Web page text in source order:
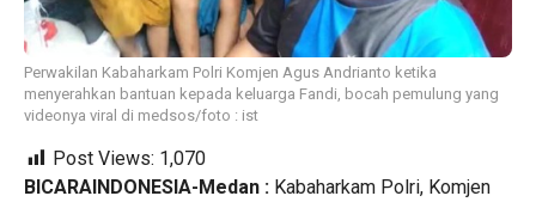
Perwakilan Kabaharkam Polri Komjen Agus Andrianto ketika
menyerahkan bantuan kepada keluarga Fandi, bocah pemulung yang
videonya viral di medsos/foto : ist
Post Views: 1,070
BICARAINDONESIA-Medan : Kabaharkam Polri, Komjen